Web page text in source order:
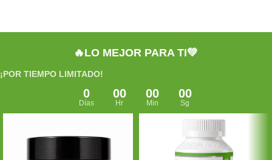
🔥LO MEJOR PARA TI💚
¡POR TIEMPO LIMITADO!
0
Días
00
Hr
00
Min
00
Sg